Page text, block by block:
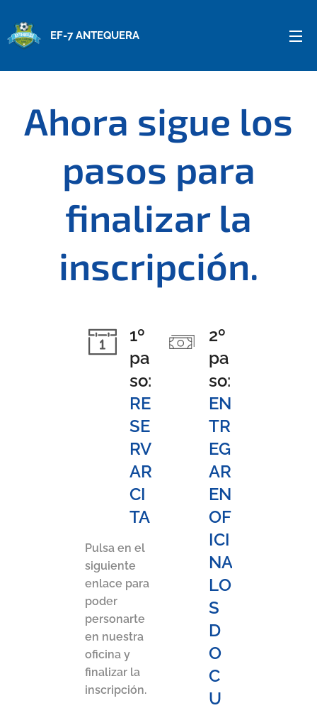
EF-7 ANTEQUERA
Ahora sigue los
pasos para
finalizar la
inscripción.
1º
pa
so:
RE
SE
RV
AR
CI
TA
Pulsa en el
siguiente
enlace para
poder
personarte
en nuestra
oficina y
finalizar la
inscripción.
2º
pa
so:
EN
TR
EG
AR
EN
OF
ICI
NA
LO
S
D
O
C
U